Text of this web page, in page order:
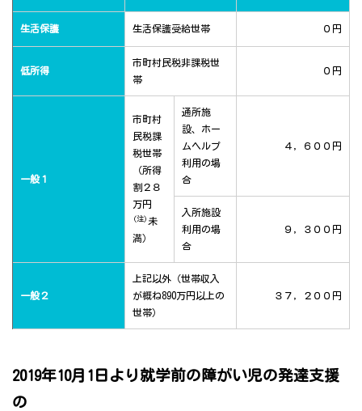
生活保護 生活保護受給世帯 ０円
低所得
市町村民税非課税世
帯
０円
一般１
市町村
民税課
税世帯
（所得
割２８
万円
(注) 未
満）
通所施
設、ホー
ムヘルプ
利用の場
合
４，６００円
入所施設
利用の場
合
９，３００円
一般２
上記以外（世帯収入
が概ね890万円以上の
世帯）
３７，２００円
2019年10月1日より就学前の障がい児の発達支援
の